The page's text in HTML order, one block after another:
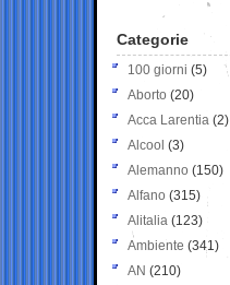
Categorie
100 giorni (5)
Aborto (20)
Acca Larentia (2)
Alcool (3)
Alemanno (150)
Alfano (315)
Alitalia (123)
Ambiente (341)
AN (210)